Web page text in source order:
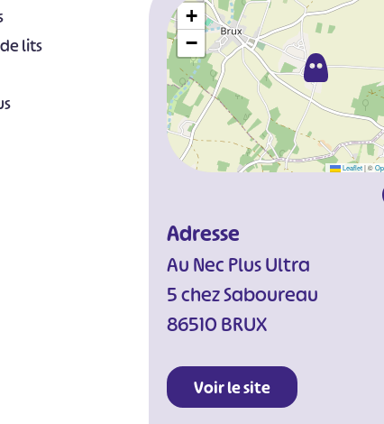
lits
+
−
Leaflet|©
Adresse
Au Nec Plus Ultra
5 chez Saboureau
86510 BRUX
Voir le site